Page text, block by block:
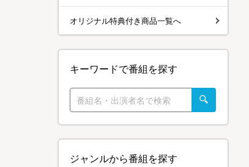
オリジナル特典付き商品一覧へ
キーワードで番組を探す
ジャンルから番組を探す